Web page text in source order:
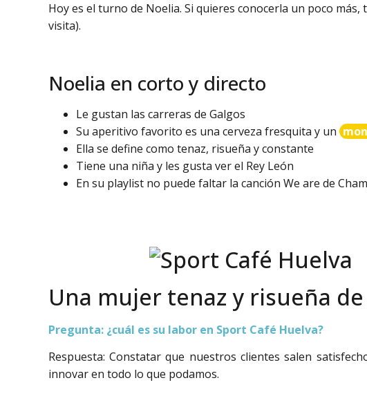
Hoy es el turno de Noelia. Si quieres conocerla un poco
visita).
Noelia en corto y directo
Le gustan las carreras de Galgos
Su aperitivo favorito es una cerveza fresquita y un
Ella se define como tenaz, risueña y constante
Tiene una niña y les gusta ver el Rey León
En su playlist no puede faltar la canción We are de
Una mujer tenaz y risueña
Pregunta: ¿cuál es su labor en Sport Café Huelva?
Respuesta: Constatar que nuestros clientes salen
innovar en todo lo que podamos.